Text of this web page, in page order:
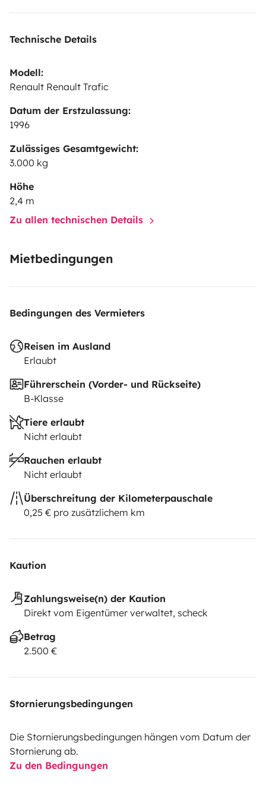
Technische Details
Modell:
Renault Renault Trafic
Datum der Erstzulassung:
1996
Zulässiges Gesamtgewicht:
3.000 kg
Höhe
2,4 m
Zu allen technischen Details
Mietbedingungen
Bedingungen des Vermieters
Reisen im Ausland
Erlaubt
Führerschein (Vorder- und Rückseite)
B-Klasse
Tiere erlaubt
Nicht erlaubt
Rauchen erlaubt
Nicht erlaubt
Überschreitung der Kilometerpauschale
0,25 € pro zusätzlichem km
Kaution
Zahlungsweise(n) der Kaution
Direkt vom Eigentümer verwaltet, scheck
Betrag
2.500 €
Stornierungsbedingungen
Die Stornierungsbedingungen hängen vom Datum der
Stornierung ab.
Zu den Bedingungen